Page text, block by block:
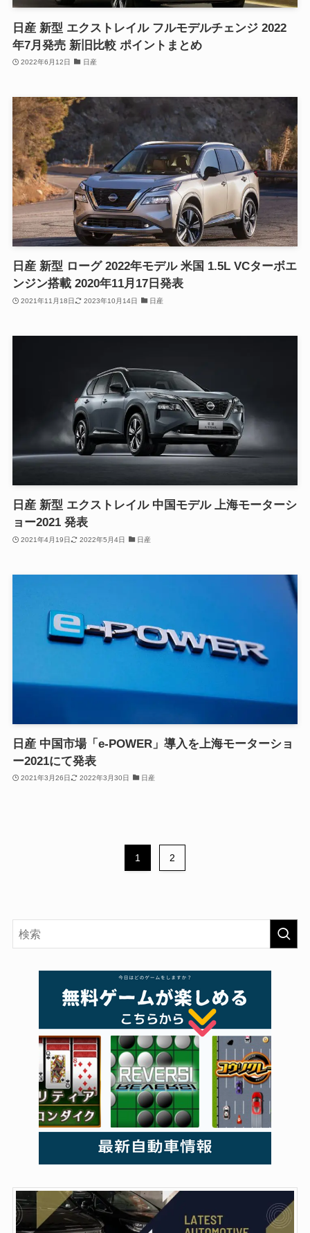
日産 新型 エクストレイル フルモデルチェンジ 2022
年7月発売 新旧比較 ポイントまとめ
2022年6月12日 日産
日産 新型 ローグ 2022年モデル 米国 1.5L VCターボエ
ンジン搭載 2020年11月17日発表
2021年11月18日 2023年10月14日 日産
日産 新型 エクストレイル 中国モデル 上海モーターシ
ョー2021 発表
2021年4月19日 2022年5月4日 日産
日産 中国市場「e-POWER」導入を上海モーターショ
ー2021にて発表
2021年3月26日 2022年3月30日 日産
1 2